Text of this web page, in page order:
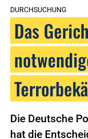
DURCHSUCHUNG
Das
Die Deutsche
hat die